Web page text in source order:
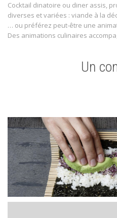
Cocktail dinatoire ou diner assis,
diverses et variées : viande à la
… ou préférez peut-être une
Des animations culinaires
Un